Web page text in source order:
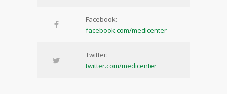
Facebook:
facebook.com/medicenter
Twitter:
twitter.com/medicenter